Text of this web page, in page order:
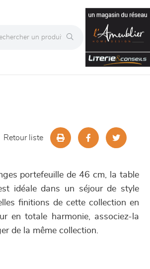
Retour liste
portefeuille de 46 cm, la table
idéale dans un séjour de style
finitions de cette collection en
en totale harmonie, associez-la
de la même collection.